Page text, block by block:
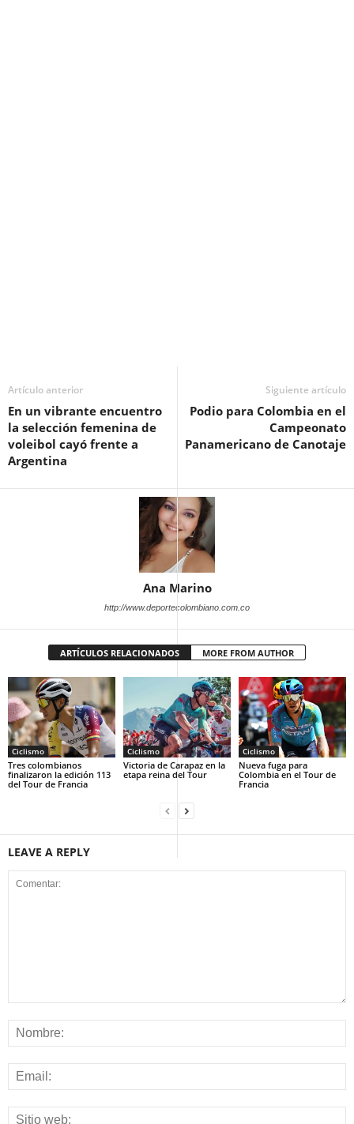
Artículo anterior
En un vibrante encuentro
la selección femenina de
voleibol cayó frente a
Argentina
Siguiente artículo
Podio para Colombia en el
Campeonato
Panamericano de Canotaje
Ana Marino
http://www.deportecolombiano.com.co
ARTÍCULOS RELACIONADOS MORE FROM AUTHOR
Ciclismo
Tres colombianos
finalizaron la edición 113
del Tour de Francia
Ciclismo
Victoria de Carapaz en la
etapa reina del Tour
Ciclismo
Nueva fuga para
Colombia en el Tour de
Francia
LEAVE A REPLY